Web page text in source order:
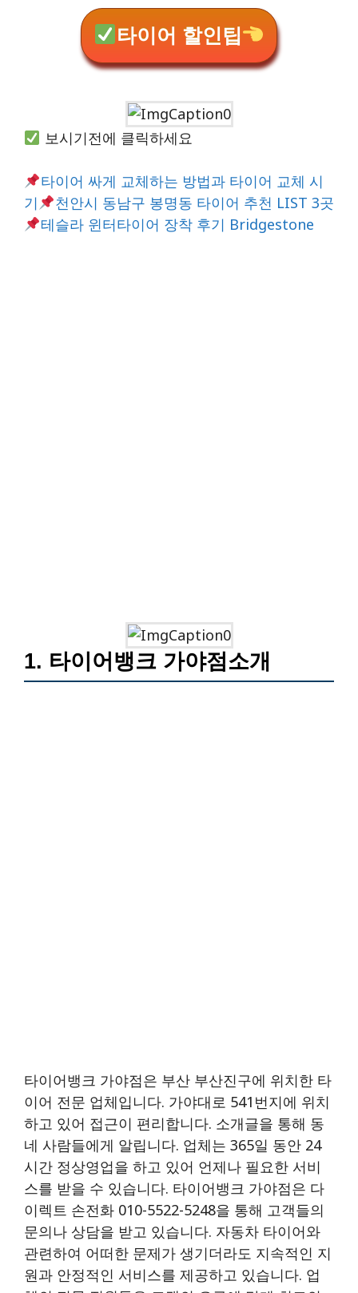
타이어 할인팁
보시기전에 클릭하세요
타이어 싸게 교체하는 방법과 타이어 교체 시
기
천안시 동남구 봉명동 타이어 추천 LIST 3곳
테슬라 윈터타이어 장착 후기 Bridgestone
1. 타이어뱅크 가야점소개
타이어뱅크 가야점은 부산 부산진구에 위치한 타
이어 전문 업체입니다. 가야대로 541번지에 위치
하고 있어 접근이 편리합니다. 소개글을 통해 동
네 사람들에게 알립니다. 업체는 365일 동안 24
시간 정상영업을 하고 있어 언제나 필요한 서비
스를 받을 수 있습니다. 타이어뱅크 가야점은 다
이렉트 손전화 010-5522-5248을 통해 고객들의
문의나 상담을 받고 있습니다. 자동차 타이어와
관련하여 어떠한 문제가 생기더라도 지속적인 지
원과 안정적인 서비스를 제공하고 있습니다. 업